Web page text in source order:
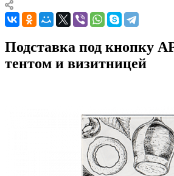
Подставка под кнопку
тентом и визитницей